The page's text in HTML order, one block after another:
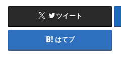
ツイート
はてブ